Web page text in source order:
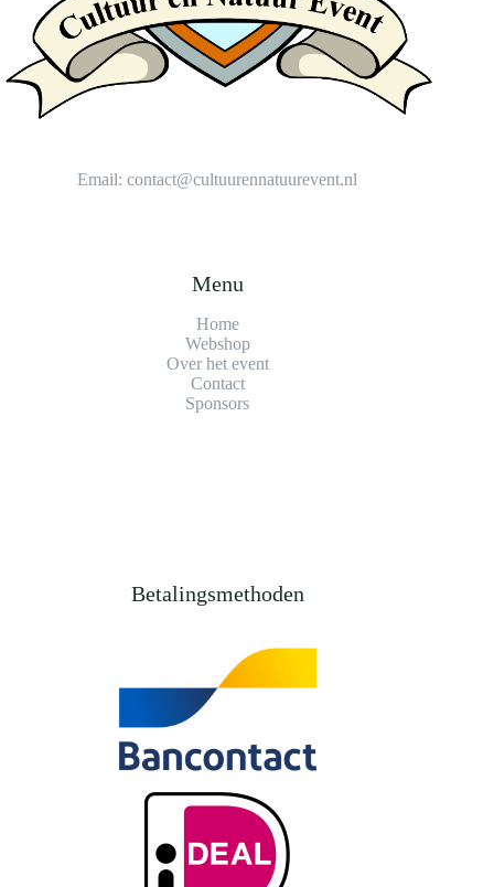
Email:contact@cultuurennatuurevent.nl
Menu
Home
Webshop
Over het event
Contact
Sponsors
Betalingsmethoden